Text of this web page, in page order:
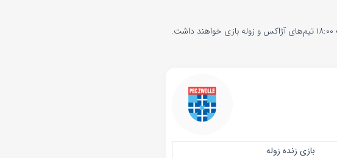
پخش زنده بازی آژاکس و زوله امروز شنبه 22 شهریور 1404 . در رقابت‌های لیگ هلند و از ساعت ۱۸:۰۰ تیم‌های آژاکس و زوله بازی خواهند داشت.
بازی زنده زوله